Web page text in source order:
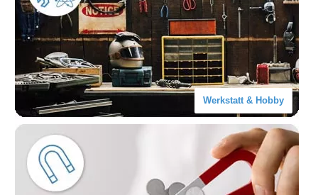
Werkstatt & Hobby